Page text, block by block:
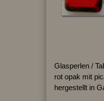
Glasperlen /
rot opak mit
hergestellt in